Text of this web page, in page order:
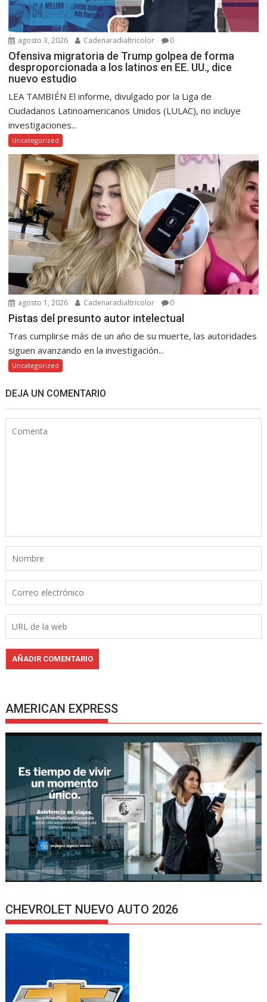
agosto 3, 2026 Cadenaradialtricolor 0
Ofensiva migratoria de Trump golpea de forma
desproporcionada a los latinos en EE. UU., dice
nuevo estudio
LEA TAMBIÉN El informe, divulgado por la Liga de
Ciudadanos Latinoamericanos Unidos (LULAC), no incluye
investigaciones...
Uncategorized
agosto 1, 2026 Cadenaradialtricolor 0
Pistas del presunto autor intelectual
Tras cumplirse más de un año de su muerte, las autoridades
siguen avanzando en la investigación...
Uncategorized
DEJA UN COMENTARIO
AMERICAN EXPRESS
CHEVROLET NUEVO AUTO 2026